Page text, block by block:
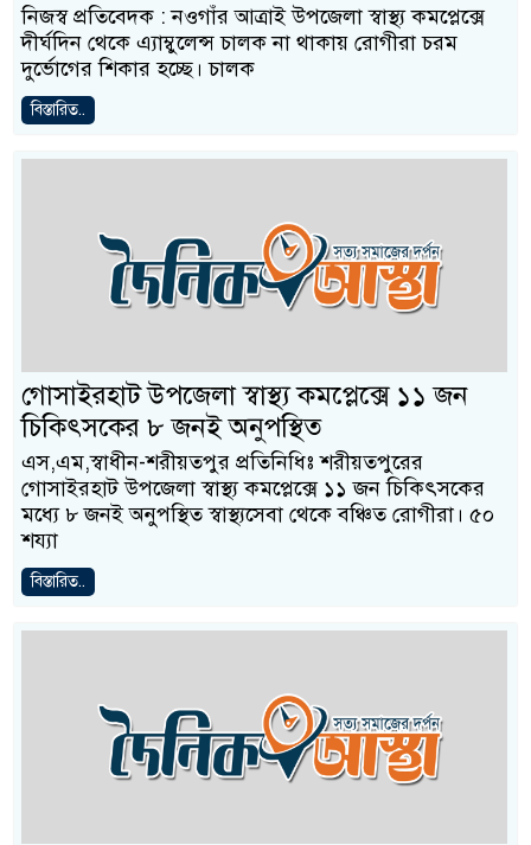
নিজস্ব প্রতিবেদক : নওগাঁর আত্রাই উপজেলা স্বাস্থ্য কমপ্লেক্সে
দীর্ঘদিন থেকে এ্যাম্বুলেন্স চালক না থাকায় রোগীরা চরম
দুর্ভোগের শিকার হচ্ছে। চালক
বিস্তারিত..
গোসাইরহাট উপজেলা স্বাস্থ্য কমপ্লেক্সে ১১ জন
চিকিৎসকের ৮ জনই অনুপস্থিত
এস,এম,স্বাধীন-শরীয়তপুর প্রতিনিধিঃ শরীয়তপুরের
গোসাইরহাট উপজেলা স্বাস্থ্য কমপ্লেক্সে ১১ জন চিকিৎসকের
মধ্যে ৮ জনই অনুপস্থিত স্বাস্থ্যসেবা থেকে বঞ্চিত রোগীরা। ৫০
শয্যা
বিস্তারিত..